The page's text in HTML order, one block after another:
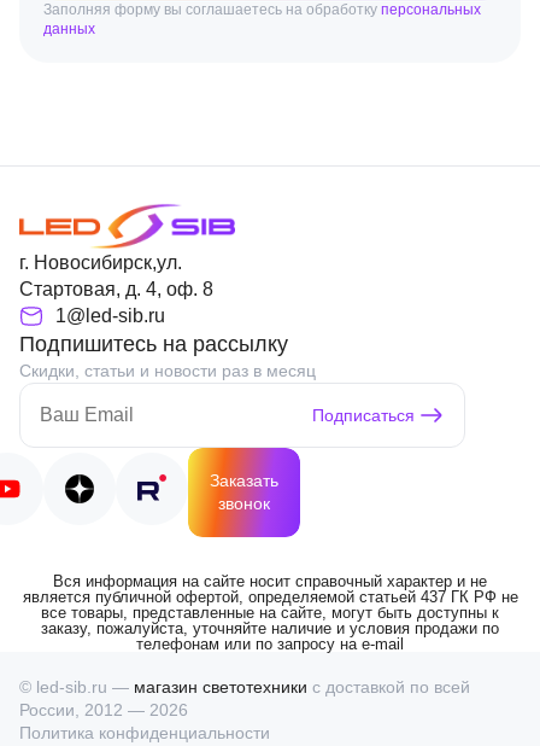
Заполняя форму вы соглашаетесь на обработку персональных
данных
г. Новосибирск,ул.
Стартовая, д. 4, оф. 8
1@led-sib.ru
Подпишитесь на рассылку
Скидки, статьи и новости раз в месяц
Подписаться
Заказать
звонок
Вся информация на сайте носит справочный характер и не
является публичной офертой, определяемой статьей 437 ГК РФ не
все товары, представленные на сайте, могут быть доступны к
заказу, пожалуйста, уточняйте наличие и условия продажи по
телефонам или по запросу на e-mail
© led-sib.ru — магазин светотехники с доставкой по всей
России, 2012 — 2026
Политика конфиденциальности